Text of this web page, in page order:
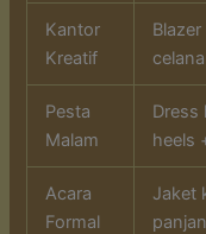
Kantor
Kreatif
Pesta
Malam
Dress
heels
Acara
Formal
Jaket